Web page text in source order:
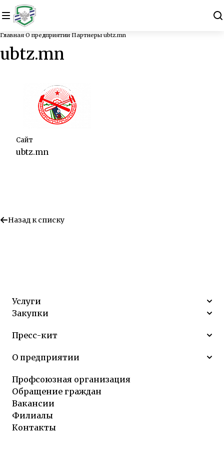
Главная О предприятии Партнеры ubtz.mn
ubtz.mn
Сайт
ubtz.mn
Назад к списку
Услуги
Закупки
Пресс-кит
О предприятии
Профсоюзная организация
Обращение граждан
Вакансии
Филиалы
Контакты